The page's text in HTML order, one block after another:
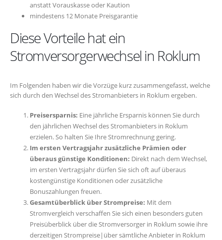
anstatt Vorauskasse oder Kaution
mindestens 12 Monate Preisgarantie
Diese Vorteile hat ein
Stromversorgerwechsel in Roklum
Im Folgenden haben wir die Vorzüge kurz zusammengefasst, welche
sich durch den Wechsel des Stromanbieters in Roklum ergeben.
Preisersparnis: Eine jährliche Ersparnis können Sie durch
den jährlichen Wechsel des Stromanbieters in Roklum
erzielen. So halten Sie Ihre Stromrechnung gering.
Im ersten Vertragsjahr zusätzliche Prämien oder
überaus günstige Konditionen: Direkt nach dem Wechsel,
im ersten Vertragsjahr dürfen Sie sich oft auf überaus
kostengünstige Konditionen oder zusätzliche
Bonuszahlungen freuen.
Gesamtüberblick über Strompreise: Mit dem
Stromvergleich verschaffen Sie sich einen besonders guten
Preisüberblick über die Stromversorger in Roklum sowie ihre
derzeitigen Strompreise|über sämtliche Anbieter in Roklum